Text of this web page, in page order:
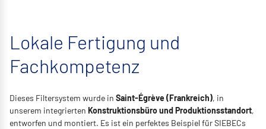
Lokale Fertigung und
Fachkompetenz
Dieses Filtersystem wurde in Saint-Égrève (Frankreich), in
unserem integrierten Konstruktionsbüro und Produktionsstandort,
entworfen und montiert. Es ist ein perfektes Beispiel für SIEBECs